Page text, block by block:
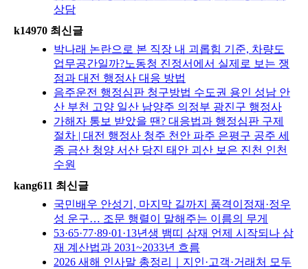
상담
k14970 최신글
박나래 논란으로 본 직장 내 괴롭힘 기준, 차량도
업무공간일까?노동청 진정서에서 실제로 보는 쟁
점과 대전 행정사 대응 방법
음주운전 행정심판 청구방법 수도권 용인 성남 안
산 부천 고양 일산 남양주 의정부 광진구 행정사
가해자 통보 받았을 땐? 대응법과 행정심판 구제
절차 | 대전 행정사 청주 천안 파주 은평구 공주 세
종 금산 청양 서산 당진 태안 괴산 보은 진천 인천
수원
kang611 최신글
국민배우 안성기, 마지막 길까지 품격이정재·정우
성 운구… 조문 행렬이 말해주는 이름의 무게
53·65·77·89·01·13년생 뱀띠 삼재 언제 시작되나 삼
재 계산법과 2031~2033년 흐름
2026 새해 인사말 총정리｜지인·고객·거래처 모두